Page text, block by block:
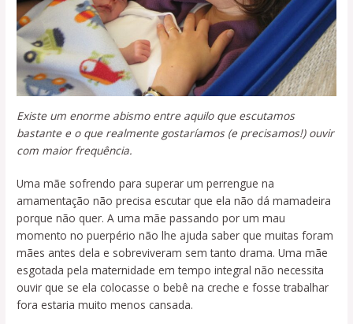
Existe um enorme abismo entre aquilo que escutamos
bastante e o que realmente gostaríamos (e precisamos!) ouvir
com maior frequência.
Uma mãe sofrendo para superar um perrengue na
amamentação não precisa escutar que ela não dá mamadeira
porque não quer. A uma mãe passando por um mau
momento no puerpério não lhe ajuda saber que muitas foram
mães antes dela e sobreviveram sem tanto drama. Uma mãe
esgotada pela maternidade em tempo integral não necessita
ouvir que se ela colocasse o bebê na creche e fosse trabalhar
fora estaria muito menos cansada.